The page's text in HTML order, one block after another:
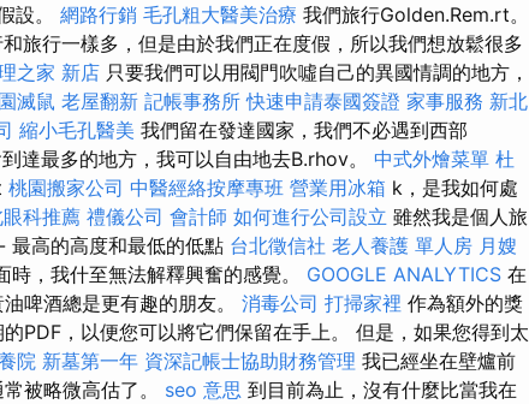
設。 網路行銷 毛孔粗大醫美治療 我們旅行Golden.Rem.rt。
旅行一樣多，但是由於我們正在度假，所以我們想放鬆很多
之家 新店 只要我們可以用閥門吹噓自己的異國情調的地方，
滅鼠 老屋翻新 記帳事務所 快速申請泰國簽證 家事服務 新北
縮小毛孔醫美 我們留在發達國家，我們不必遇到西部
達最多的地方，我可以自由地去B.rhov。 中式外燴菜單 杜
桃園搬家公司 中醫經絡按摩專班 營業用冰箱 k，是我如何處
科推薦 禮儀公司 會計師 如何進行公司設立 雖然我是個人旅
- 最高的高度和最低的低點 台北徵信社 老人養護 單人房 月嫂
時，我什至無法解釋興奮的感覺。 GOOGLE ANALYTICS 在
啤酒總是更有趣的朋友。 消毒公司 打掃家裡 作為額外的獎
PDF，以便您可以將它們保留在手上。 但是，如果您得到太
院 新墓第一年 資深記帳士協助財務管理 我已經坐在壁爐前
被略微高估了。 seo 意思 到目前為止，沒有什麼比當我在